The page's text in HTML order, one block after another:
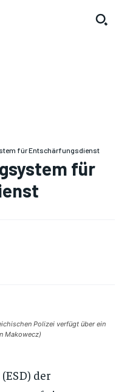
für Entschärfungsdienst
für
Polizei verfügt über ein
Makowecz)
der